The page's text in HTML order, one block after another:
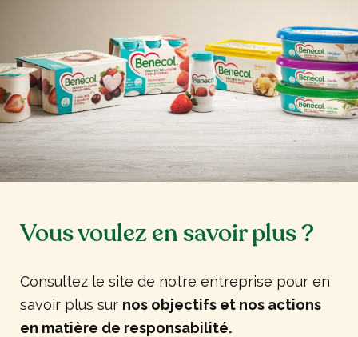
Vous voulez en savoir plus ?
Consultez le site de notre entreprise pour en
savoir plus sur nos objectifs et nos actions
en matière de responsabilité.